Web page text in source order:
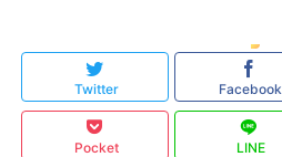
Twitter Facebook
Pocket LINE